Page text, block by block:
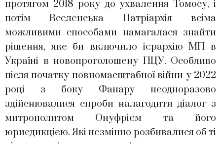
протягом 2018 року до ухвалення Томосу, і
потім Вселенська Патріархія всіма
можливими способами намагалася знайти
рішення, яке би включило ієрархію МП в
Україні в новопроголошену ПЦУ. Особливо
після початку повномасштабної війни у 2022
році з боку Фанару неодноразово
здійснювалися спроби налагодити діалог з
митрополитом Онуфрієм та його
юрисдикцією. Які незмінно розбивалися об ті